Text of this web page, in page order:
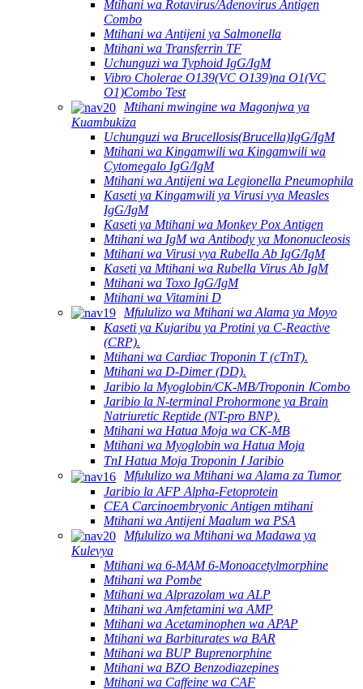
Mtihani wa Rotavirus/Adenovirus Antigen
Combo
Mtihani wa Antijeni ya Salmonella
Mtihani wa Transferrin TF
Uchunguzi wa Typhoid IgG/IgM
Vibro Cholerae O139(VC O139)na O1(VC
O1)Combo Test
Mtihani mwingine wa Magonjwa ya
Kuambukiza
Uchunguzi wa Brucellosis(Brucella)IgG/IgM
Mtihani wa Kingamwili wa Kingamwili wa
Cytomegalo IgG/IgM
Mtihani wa Antijeni wa Legionella Pneumophila
Kaseti ya Kingamwili ya Virusi vya Measles
IgG/IgM
Kaseti ya Mtihani wa Monkey Pox Antigen
Mtihani wa IgM wa Antibody ya Mononucleosis
Mtihani wa Virusi vya Rubella Ab IgG/IgM
Kaseti ya Mtihani wa Rubella Virus Ab IgM
Mtihani wa Toxo IgG/IgM
Mtihani wa Vitamini D
Mfululizo wa Mtihani wa Alama ya Moyo
Kaseti ya Kujaribu ya Protini ya C-Reactive
(CRP).
Mtihani wa Cardiac Troponin T (cTnT).
Mtihani wa D-Dimer (DD).
Jaribio la Myoglobin/CK-MB/Troponin ⅠCombo
Jaribio la N-terminal Prohormone ya Brain
Natriuretic Reptide (NT-pro BNP).
Mtihani wa Hatua Moja wa CK-MB
Mtihani wa Myoglobin wa Hatua Moja
TnI Hatua Moja Troponin Ⅰ Jaribio
Mfululizo wa Mtihani wa Alama za Tumor
Jaribio la AFP Alpha-Fetoprotein
CEA Carcinoembryonic Antigen mtihani
Mtihani wa Antijeni Maalum wa PSA
Mfululizo wa Mtihani wa Madawa ya
Kulevya
Mtihani wa 6-MAM 6-Monoacetylmorphine
Mtihani wa Pombe
Mtihani wa Alprazolam wa ALP
Mtihani wa Amfetamini wa AMP
Mtihani wa Acetaminophen wa APAP
Mtihani wa Barbiturates wa BAR
Mtihani wa BUP Buprenorphine
Mtihani wa BZO Benzodiazepines
Mtihani wa Caffeine wa CAF